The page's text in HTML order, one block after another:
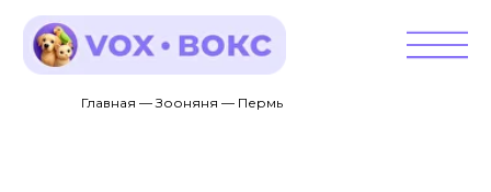
Главная — Зооняня — Пермь